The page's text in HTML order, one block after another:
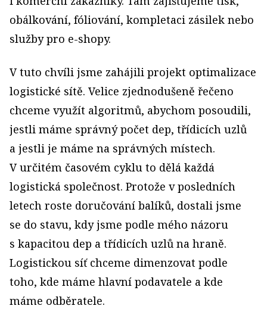
obálkování, fóliování, kompletaci zásilek nebo
služby pro e­-shopy.
V tuto chvíli jsme zahájili projekt optimalizace
logistické sítě. Velice zjednodušeně řečeno
chceme využít algoritmů, abychom posoudili,
jestli máme správný počet dep, třídicích uzlů
a jestli je máme na správných místech.
V určitém časovém cyklu to dělá každá
logistická společnost. Protože v posledních
letech roste doručování balíků, dostali jsme
se do stavu, kdy jsme podle mého názoru
s kapacitou dep a třídicích uzlů na hraně.
Logistickou síť chceme dimenzovat podle
toho, kde máme hlavní podavatele a kde
máme odběratele.